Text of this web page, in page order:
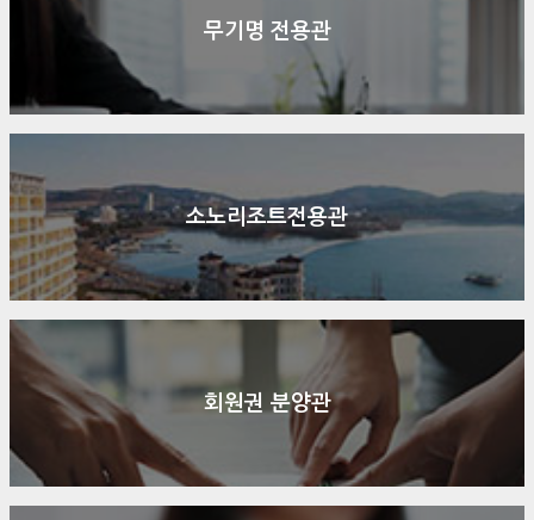
무기명 전용관
소노리조트전용관
회원권 분양관